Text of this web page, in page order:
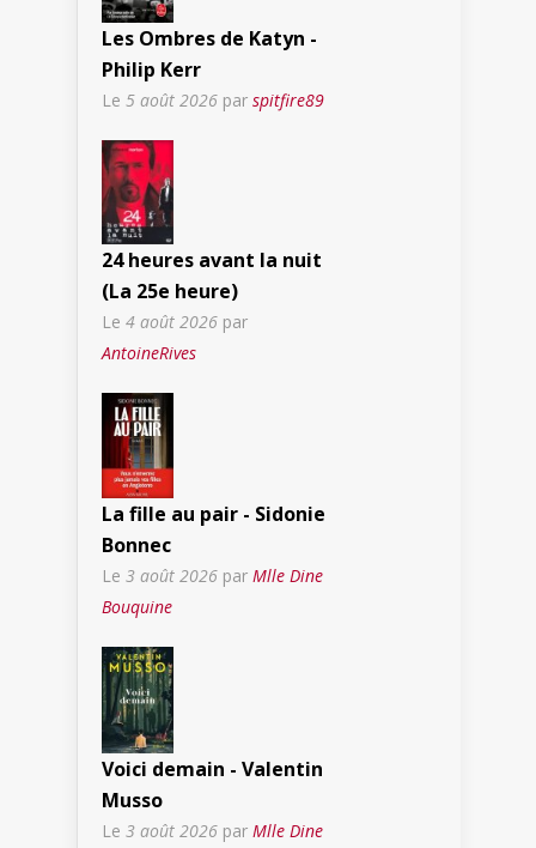
Les Ombres de Katyn -
Philip Kerr
Le 5 août 2026 par spitfire89
24 heures avant la nuit
(La 25e heure)
Le 4 août 2026 par
AntoineRives
La fille au pair - Sidonie
Bonnec
Le 3 août 2026 par Mlle Dine
Bouquine
Voici demain - Valentin
Musso
Le 3 août 2026 par Mlle Dine